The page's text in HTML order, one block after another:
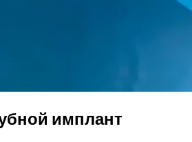
имплант